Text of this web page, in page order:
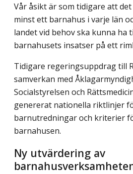
Vår åsikt är som tidigare att
minst ett barnahus i varje län
landet vid behov ska kunna ha
barnahusets insatser på ett
Tidigare regeringsuppdrag till
samverkan med
Socialstyrelsen och
genererat nationella riktlinjer
barnutredningar och kriterier
barnahusen.
Ny utvärdering av